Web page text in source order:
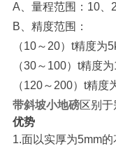
A、量程范围：10、
B、精度范围：
（10～20）t精度为
（30～100）t精度
（120～200）t精度
带斜坡小地磅区别
优势
1.面以实厚为5mm